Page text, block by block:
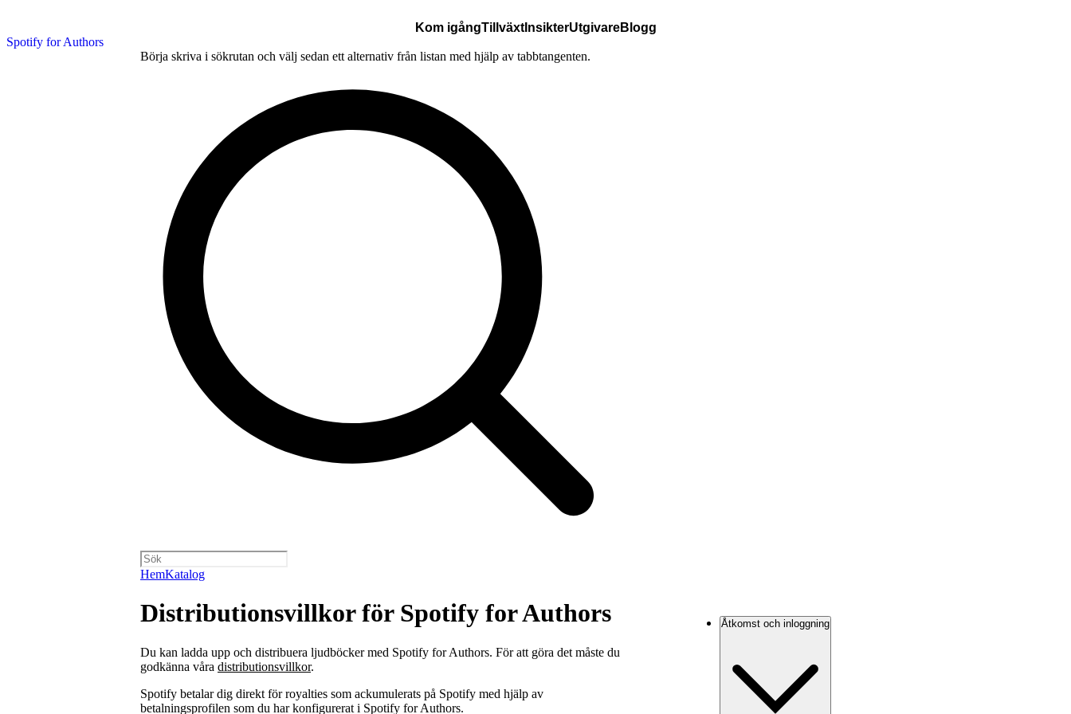
Spotify for Authors
Kom igångTillväxtInsikterUtgivareBlogg
Börja skriva i sökrutan och välj sedan ett alternativ från listan med hjälp av tabbtangenten.
HemKatalog
Distributionsvillkor för Spotify for Authors
Du kan ladda upp och distribuera ljudböcker med Spotify for Authors. För att göra det måste du
godkänna våra distributionsvillkor.
Spotify betalar dig direkt för royalties som ackumulerats på Spotify med hjälp av
betalningsprofilen som du har konfigurerat i Spotify for Authors.
Åtkomst och inloggning